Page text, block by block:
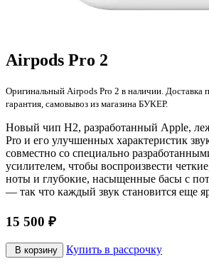
Airpods Pro 2
Оригинальный Airpods Pro 2 в наличии. Доставка
гарантия, самовывоз из магазина БУКЕР.
Новый чип H2, разработанный Apple,
Pro и его улучшенных характеристик
совместно со специально
усилителем, чтобы воспроизвести
ноты и глубокие, насыщенные басы с
— так что каждый звук становится еще
15 500 ₽
В корзину Купить в рассрочку